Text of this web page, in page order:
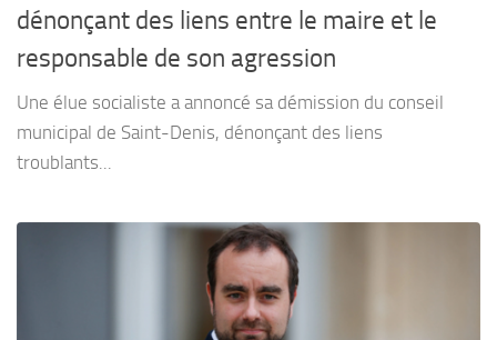
dénonçant des liens entre le maire et le
responsable de son agression
Une élue socialiste a annoncé sa démission du conseil
municipal de Saint-Denis, dénonçant des liens
troublants...